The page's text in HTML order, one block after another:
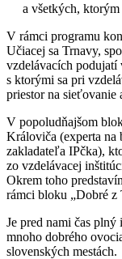
a všetkých,
V rámci programu
Učiacej sa Trnavy,
vzdelávacích podujatí
s ktorými sa pri
priestor na sieťovanie
V popoludňajšom
Královiča (experta na
zakladateľa IPčka),
zo vzdelávacej
Okrem toho
rámci bloku „Dobré z
Je pred nami čas
mnoho dobrého
slovenských mestách.